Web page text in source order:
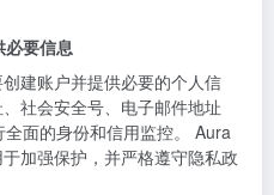
必要信息
建账户并提供必要的个人信
社会安全号、电子邮件地址
面的身份和信用监控。 Aura
加强保护，并严格遵守隐私政